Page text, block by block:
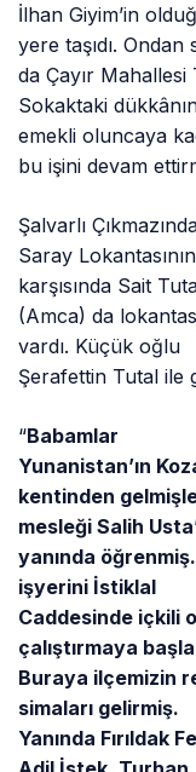
İlhan Giyim’in
yere taşıdı. Ondan
da Çayır Mahallesi
Sokaktaki
emekli oluncaya
bu işini devam
Şalvarlı
Saray
karşısında Sait
(Amca) da
vardı. Küçük oğlu
Şerafettin Tutal ile
“Babamlar
Yunanistan’ın
kentinden
mesleği Salih
yanında
işyerini İstiklal
Caddesinde içkili
çalıştırmaya
Buraya ilçemizin
simaları gelirmiş.
Yanında Fırıldak